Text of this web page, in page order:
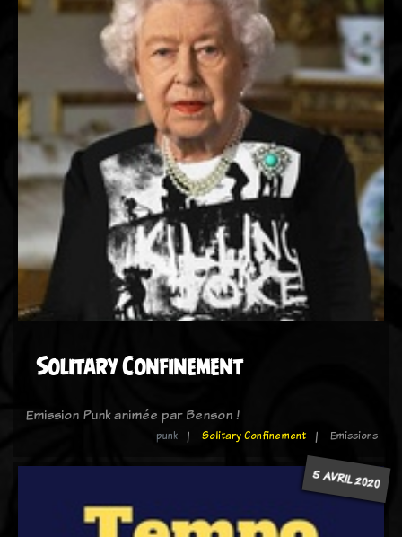
Solitary Confinement
Emission Punk animée par Benson !
punk Solitary Confinement Emissions
5 AVRIL 2020